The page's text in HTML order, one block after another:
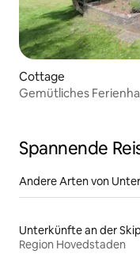
Cottage
Gemütliches
Spannende
Andere Arten von
Unterkünfte an der
Region Hovedstaden